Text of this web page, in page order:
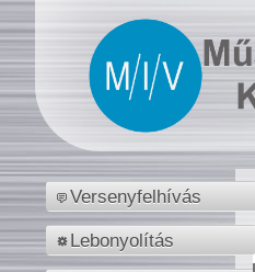
Versenyfelhívás
Lebonyolítás